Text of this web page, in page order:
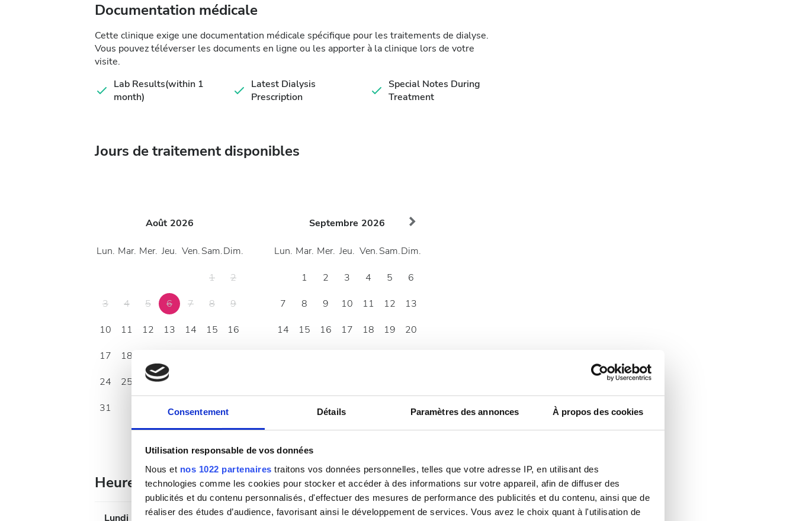
Consentement Détails Paramètres des annonces À propos des cookies
Utilisation responsable de vos données
Nous et nos 1022 partenaires traitons vos données personnelles, telles que votre adresse IP, en utilisant des
technologies comme les cookies pour stocker et accéder à des informations sur votre appareil, afin de diffuser des
publicités et du contenu personnalisés, d'effectuer des mesures de performance des publicités et du contenu, ainsi que de
réaliser des études d’audience, favorisant ainsi le développement de services. Vous avez le choix quant à l'utilisation de
Documentation médicale
Cette clinique exige une documentation médicale spécifique pour les traitements de dialyse.
Vous pouvez téléverser les documents en ligne ou les apporter à la clinique lors de votre
visite.
Lab Results(within 1
month)
Latest Dialysis
Prescription
Special Notes During
Treatment
Jours de traitement disponibles
Août 2026
Lun. Mar. Mer. Jeu. Ven.Sam.Dim.
1
2
3
4 5 6 7 8
9
10
11 12 13 14 15
16
17
18
24
25 26 27
31
Septembre 2026
Lun. Mar. Mer. Jeu. Ven.Sam.Dim.
1 2 3 4 5
6
7
8 9 10 11 12
13
14
15 16 17 18 19
20
Heures d’ouverture
Lundi 07:30 - 17:30